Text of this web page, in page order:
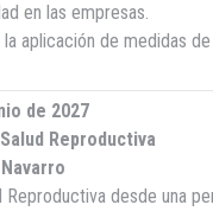
en las empresas.
aplicación de medidas
de 2027
Reproductiva
Reproductiva desde una